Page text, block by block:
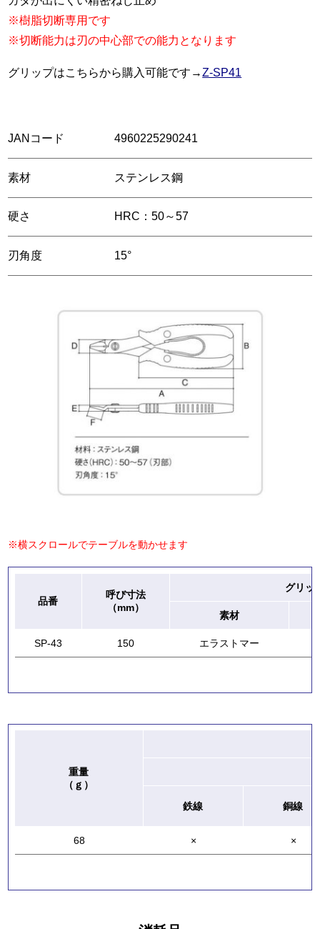
※樹脂切断専用です
※切断能力は刃の中心部での能力となります
グリップはこちらから購入可能です→Z-SP41
JANコード 4960225290241
素材 ステンレス鋼
硬さ HRC：50～57
刃角度 15°
※横スクロールでテーブルを動かせます
品番
呼び寸法
（mm）
グリッ
素材
SP-43 150 エラストマー
重量
（ｇ）
鉄線
銅線
68 × ×